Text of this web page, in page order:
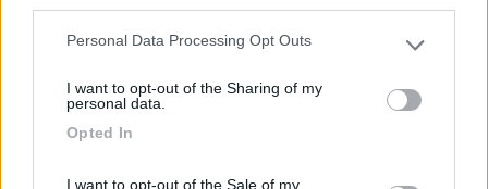
Please note that this website/app uses one or more Google
not limited to your visit or usage behaviour. You may click to
grant or deny consent to Google and its third-party tags to
use your data for below specified purposes in below Google
Personal Data Processing Opt Outs
I want to opt-out of the Sharing of my
personal data.
Opted In
I want to opt-out of the Sale of my
Via Linosa, 12 - Fraz. San Marco